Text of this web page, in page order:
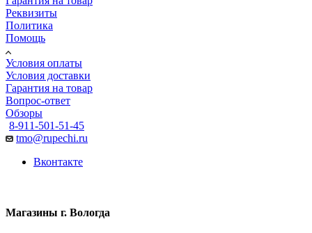
Реквизиты
Политика
Помощь
Условия оплаты
Условия доставки
Гарантия на товар
Вопрос-ответ
Обзоры
8-911-501-51-45
tmo@rupechi.ru
Вконтакте
Магазины г. Вологда